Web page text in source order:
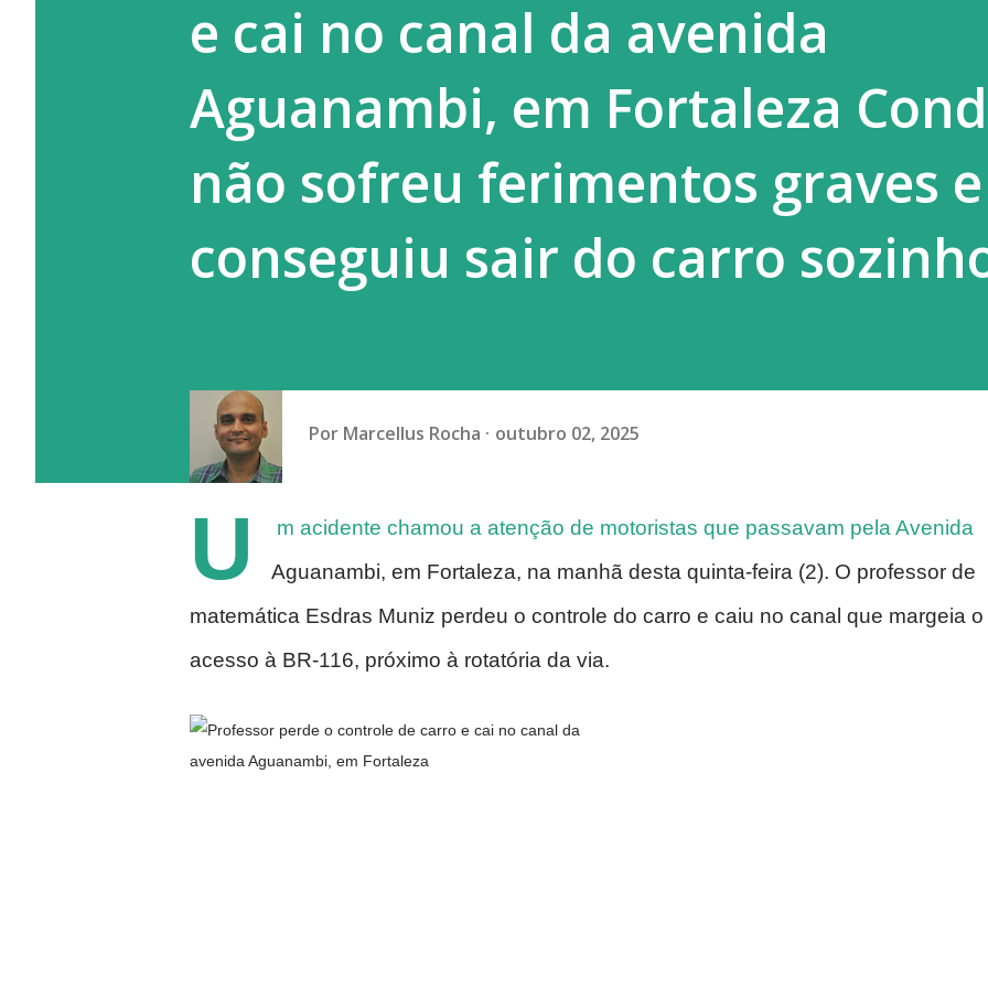
ignorar este dragão que são os jogos perversos das bets...
e cai no canal da avenida
Aguanambi, em Fortaleza
não sofreu ferimentos graves e
conseguiu sair do carro
Por Marcellus Rocha outubro 02, 2025
U
m acidente chamou a atenção de motoristas que passavam pela Avenida
Aguanambi, em Fortaleza, na manhã desta quinta-feira (2). O professor de
matemática Esdras Muniz perdeu o controle do carro e caiu no canal que margeia o
acesso à BR-116, próximo à rotatória da via.